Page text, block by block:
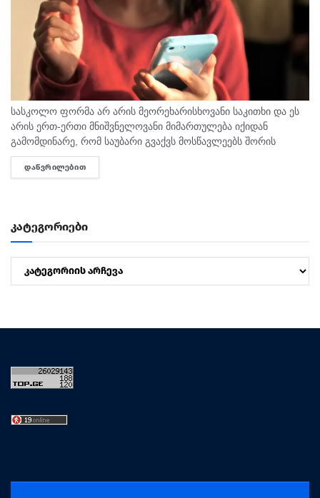
სასკოლო ფორმა არ არის მეორეხარისხოვანი საკითხი და ეს
არის ერთ-ერთი მნიშვნელოვანი მიმართულება იქიდან
გამომდინარე, რომ საუბარი გვაქვს მოსწავლეებს შორის
თანასწორობაზე, უსაფრთხო გარემოს უზრუნველყოფასა და
სწავლის ხარისხის ამაღლების ხელშეწყობაზე, ეს მსოფლიო
ᲓᲐᲬᲕᲠᲘᲚᲔᲑᲘᲗ
კატეგორიები
კატეგორიები